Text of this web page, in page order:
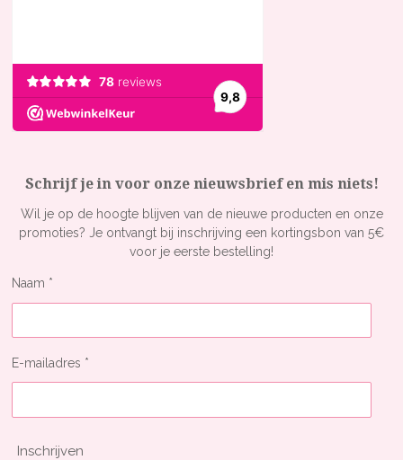
Schrijf je in voor onze nieuwsbrief en mis niets!
Wil je op de hoogte blijven van de nieuwe producten en onze
promoties? Je ontvangt bij inschrijving een kortingsbon van 5€
voor je eerste bestelling!
Naam *
E-mailadres *
Inschrijven